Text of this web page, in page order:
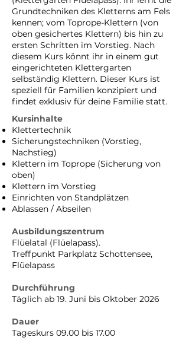
Grundtechniken des Kletterns am Fels
kennen; vom Toprope-Klettern (von
oben gesichertes Klettern) bis hin zu
ersten Schritten im Vorstieg. Nach
diesem Kurs könnt ihr in einem gut
eingerichteten Klettergarten
selbständig Klettern. Dieser Kurs ist
speziell für Familien konzipiert und
findet exklusiv für deine Familie statt.
Kursinhalte
Klettertechnik
Sicherungstechniken (Vorstieg,
Nachstieg)
Klettern im Toprope (Sicherung von
oben)
Klettern im Vorstieg
Einrichten von Standplätzen
Ablassen / Abseilen
Ausbildungszentrum
Flüelatal (Flüelapass).
Treffpunkt Parkplatz Schottensee,
Flüelapass
Durchführung
Täglich ab 19. Juni bis Oktober 2026
Dauer
Tageskurs 09.00 bis 17.00